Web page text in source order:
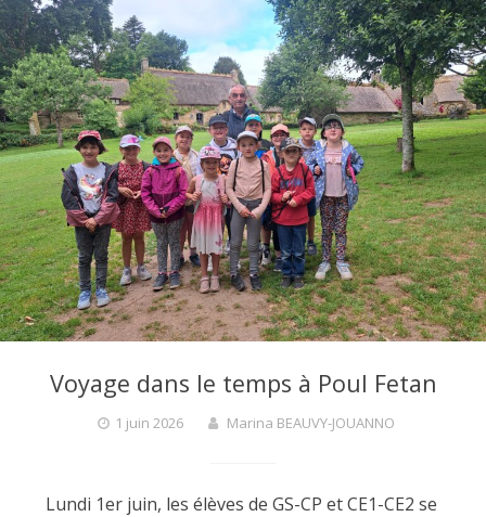
o
r
l
a
y
Voyage dans le temps à Poul Fetan
1 juin 2026 Marina BEAUVY-JOUANNO
Lundi 1er juin, les élèves de GS-CP et CE1-CE2 se